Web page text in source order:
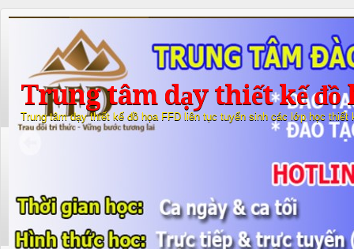
Trung tâm dạy thiết kế đồ
Trung tâm dạy thiết kế đồ họa FFD liên tục tuyển sinh các lớp học thiết